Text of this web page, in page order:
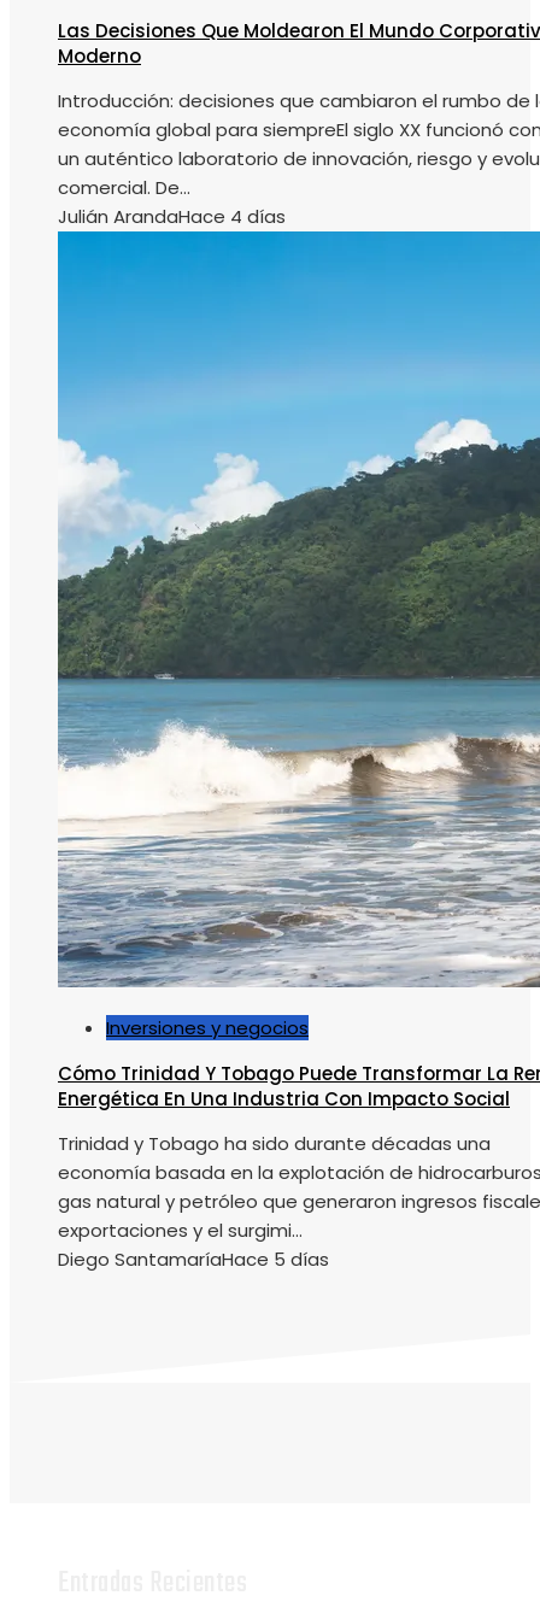
Las Decisiones Que Moldearon El Mundo
Moderno
Introducción: decisiones que cambiaron el rumbo de
economía global para siempreEl siglo XX funcionó
un auténtico laboratorio de innovación, riesgo y
comercial. De...
Julián ArandaHace 4 días
Inversiones y negocios
Cómo Trinidad Y Tobago Puede Transformar La
Energética En Una Industria Con Impacto Social
Trinidad y Tobago ha sido durante décadas una
economía basada en la explotación de
gas natural y petróleo que generaron ingresos
exportaciones y el surgimi...
Diego SantamaríaHace 5 días